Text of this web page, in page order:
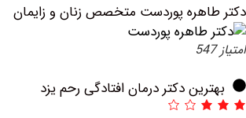
پوردست متخصص زنان و زایمان
دکتر درمان افتادگی رحم یزد